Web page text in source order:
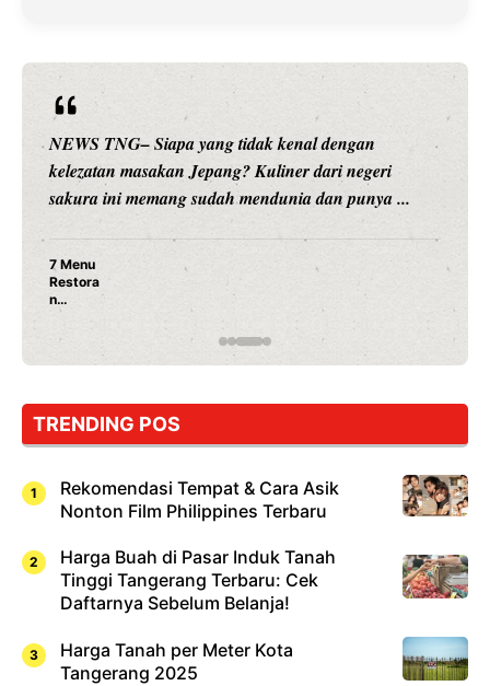
NEWS TNG– Siapa yang tidak kenal dengan
kelezatan masakan Jepang? Kuliner dari negeri
sakura ini memang sudah mendunia dan punya ...
7 Menu
Restora
n
Jepang
yang
Dicoba,
Cuma
Sushi!
TRENDING POS
Rekomendasi Tempat & Cara Asik
Nonton Film Philippines Terbaru
Harga Buah di Pasar Induk Tanah
Tinggi Tangerang Terbaru: Cek
Daftarnya Sebelum Belanja!
Harga Tanah per Meter Kota
Tangerang 2025